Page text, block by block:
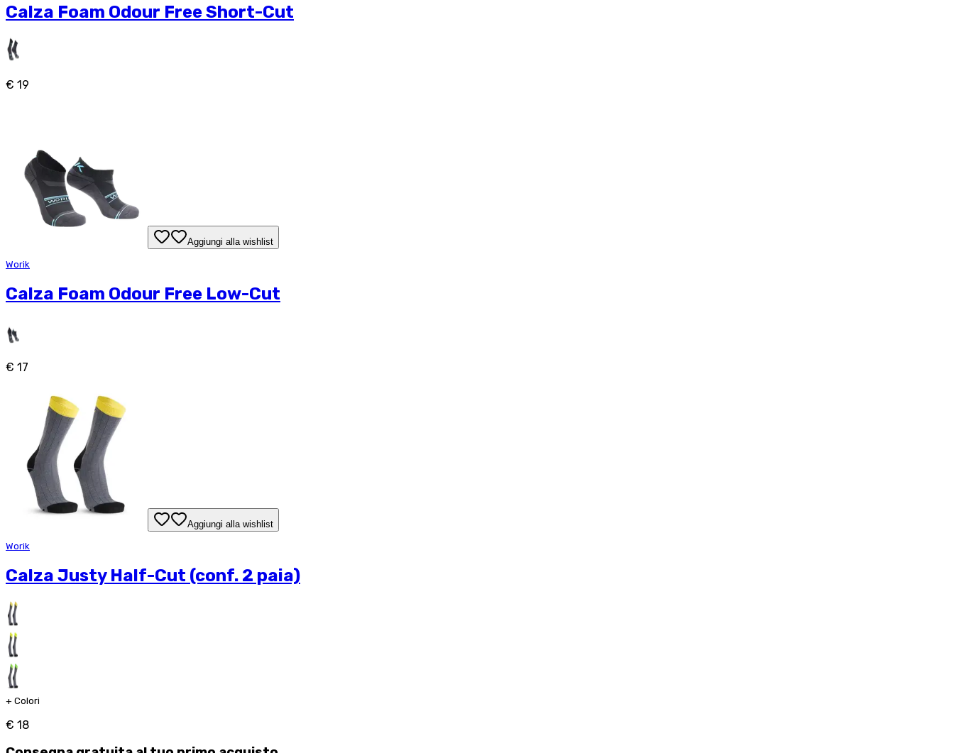
Calza Foam Odour Free Short-Cut
€ 19
Aggiungi alla wishlist
Worik
Calza Foam Odour Free Low-Cut
€ 17
Aggiungi alla wishlist
Worik
Calza Justy Half-Cut (conf. 2 paia)
+ Colori
€ 18